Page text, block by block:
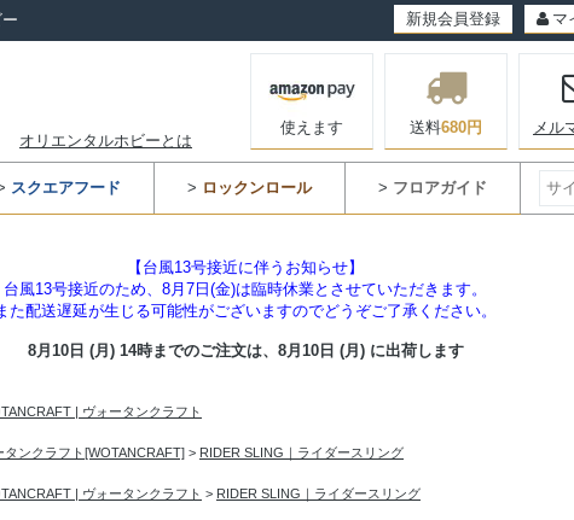
新規会員登録 マ
オリエンタルホビーとは
使えます 送料680円 メル
スクエアフード > ロックンロール > フロアガイド
【台風13号接近に伴うお知らせ】
台風13号接近のため、8月7日(金)は臨時休業とさせていただきます。
た配送遅延が生じる可能性がございますのでどうぞご了承ください。
8月10日 (月) 14時までのご注文は、 8月10日 (月) に出荷します
| ヴォータンクラフト
タンクラフト[WOTANCRAFT] > RIDER SLING｜ライダースリング
| ヴォータンクラフト > RIDER SLING｜ライダースリング